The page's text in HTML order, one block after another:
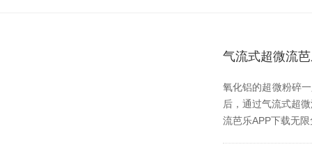
气流式超微流
氧化铝的超微粉碎一
后，通过气流式
流芭乐APP下载无限